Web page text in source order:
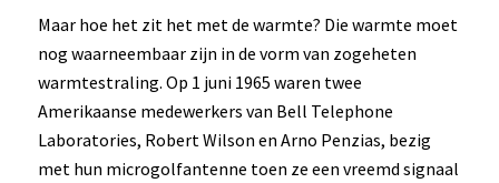
Maar hoe het zit het met de warmte? Die warmte moet
nog waarneembaar zijn in de vorm van zogeheten
warmtestraling. Op 1 juni 1965 waren twee
Amerikaanse medewerkers van Bell Telephone
Laboratories, Robert Wilson en Arno Penzias, bezig
met hun microgolfantenne toen ze een vreemd signaal